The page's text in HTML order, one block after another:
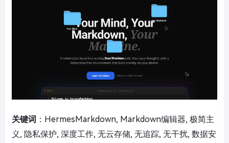
关键词 ：HermesMarkdown, Markdown编辑器, 极简主
义, 隐私保护, 深度工作, 无云存储, 无追踪, 无干扰, 数据安